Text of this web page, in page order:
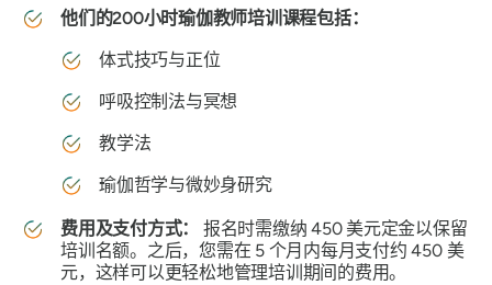
他们的200小时瑜伽教师培训课程包括：
体式技巧与正位
呼吸控制法与冥想
教学法
瑜伽哲学与微妙身研究
费用及支付方式：
报名时需缴纳 450 美元定金以保留
培训名额。之后，您需在 5 个月内每月支付约 450 美
元，这样可以更轻松地管理培训期间的费用。